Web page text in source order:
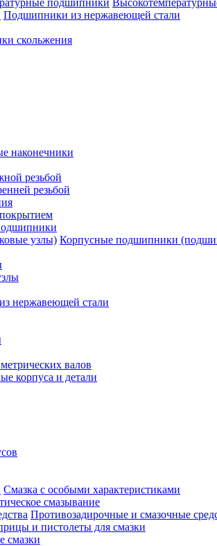
Подшипники из нержавеющей стали
скольжения
наконечники
резьбой
резьбой
Корпусные подшипники
нержавеющей стали
валов
корпуса и детали
Смазка с особыми характеристиками
смазывание
Противозадирочные и смазочные
и пистолеты для смазки
смазки